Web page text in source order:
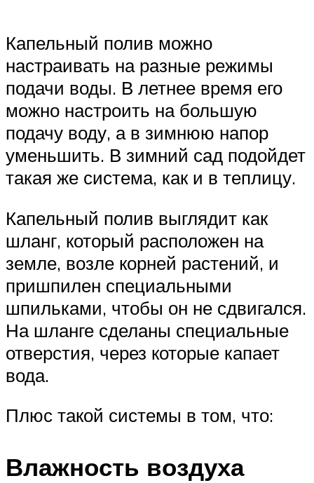
Капельный полив можно
настраивать на разные режимы
подачи воды. В летнее время его
можно настроить на большую
подачу воду, а в зимнюю напор
уменьшить. В зимний сад подойдет
такая же система, как и в теплицу.
Капельный полив выглядит как
шланг, который расположен на
земле, возле корней растений, и
пришпилен специальными
шпильками, чтобы он не сдвигался.
На шланге сделаны специальные
отверстия, через которые капает
вода.
Плюс такой системы в том, что:
Влажность воздуха